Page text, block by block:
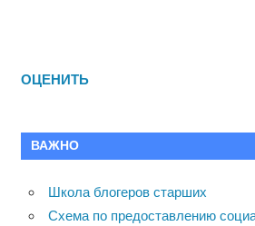
ОЦЕНИТЬ
ВАЖНО
Школа блогеров старших
Схема по предоставлению